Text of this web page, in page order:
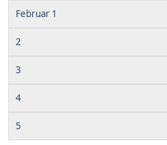
Februar 1
2
3
4
5